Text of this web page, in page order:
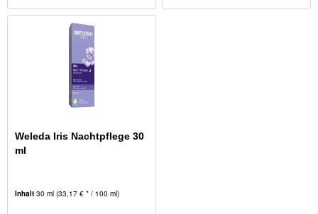
Weleda Iris Nachtpflege 30
ml
Inhalt30 ml(33,17 € * / 100 ml)